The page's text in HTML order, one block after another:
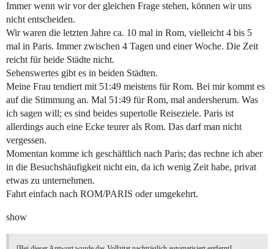
Immer wenn wir vor der gleichen Frage stehen, können wir uns
nicht entscheiden.
Wir waren die letzten Jahre ca. 10 mal in Rom, vielleicht 4 bis 5
mal in Paris. Immer zwischen 4 Tagen und einer Woche. Die Zeit
reicht für beide Städte nicht.
Sehenswertes gibt es in beiden Städten.
Meine Frau tendiert mit 51:49 meistens für Rom. Bei mir kommt es
auf die Stimmung an. Mal 51:49 für Rom, mal andersherum. Was
ich sagen will; es sind beides supertolle Reiseziele. Paris ist
allerdings auch eine Ecke teurer als Rom. Das darf man nicht
vergessen.
Momentan komme ich geschäftlich nach Paris; das rechne ich aber
in die Besuchshäufigkeit nicht ein, da ich wenig Zeit habe, privat
etwas zu unternehmen.
Fahrt einfach nach ROM/PARIS oder umgekehrt.
show